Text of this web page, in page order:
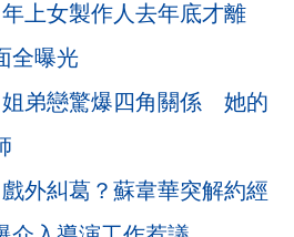
上女製作人去年底才離
全曝光
姐弟戀驚爆四角關係 她的
外糾葛？蘇韋華突解約經